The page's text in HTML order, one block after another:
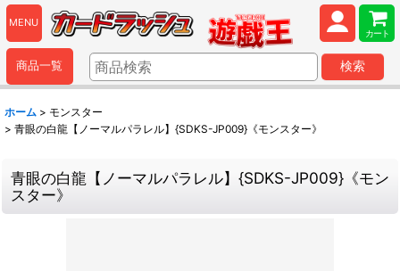
MENU
カート
商品一覧 検索
ホーム > モンスター
> 青眼の白龍【ノーマルパラレル】{SDKS-JP009}《モンスター》
青眼の白龍【ノーマルパラレル】{SDKS-JP009}《モン
スター》